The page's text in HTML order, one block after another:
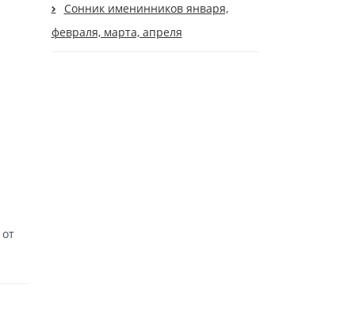
Сонник именинников января,
февраля, марта, апреля